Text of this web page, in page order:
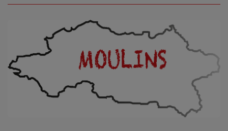
INFOS POP ROCK
La Radio
EMISSIONS